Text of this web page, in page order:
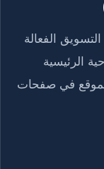
الفعالة
الرئيسية
في صفحات